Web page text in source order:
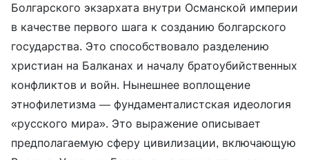
Болгарского экзархата внутри Османской империи
в качестве первого шага к созданию болгарского
государства. Это способствовало разделению
христиан на Балканах и началу братоубийственных
конфликтов и войн. Нынешнее воплощение
этнофилетизма — фундаменталистская идеология
«русского мира». Это выражение описывает
предполагаемую сферу цивилизации, включающую